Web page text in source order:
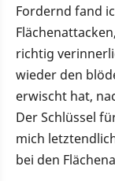
Fordernd fand
richtig
wieder den
erwischt hat,
Der Schlüssel
mich
bei den